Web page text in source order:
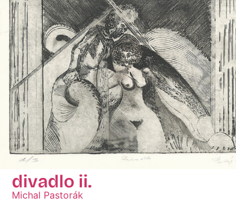
divadlo ii.
Michal Pastorák